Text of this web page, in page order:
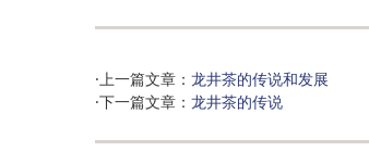
·上一篇文章： 龙井茶的传说和发展
·下一篇文章： 龙井茶的传说